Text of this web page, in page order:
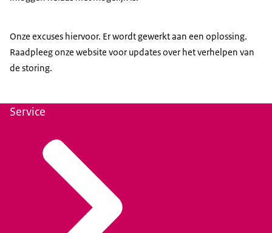
Onze excuses hiervoor. Er wordt gewerkt aan een oplossing.
Raadpleeg onze website voor updates over het verhelpen van
de storing.
Service